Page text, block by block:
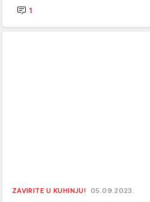
1
ZAVIRITE U KUHINJU! 05.09.2023.